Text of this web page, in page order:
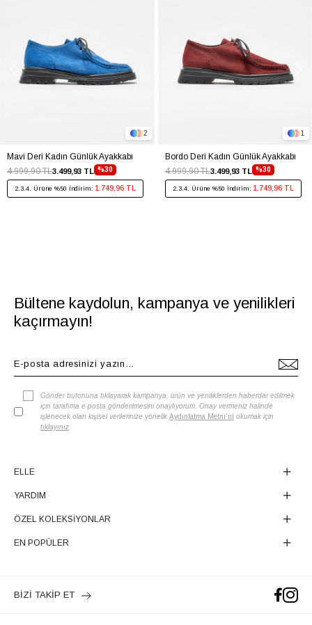
Mavi Deri Kadın Günlük Ayakkabı
%30
3.499,93 TL
4.999,90 TL
2.3.4. Ürüne %50 İndirim: 1.749,96 TL
2
Bordo Deri Kadın Günlük Ayakkabı
%30
3.499,93 TL
4.999,90 TL
2.3.4. Ürüne %50 İndirim: 1.749,96 TL
1
Bültene kaydolun, kampanya ve yenilikleri
kaçırmayın!
Gönder butonuna tıklayarak kampanya, ürün ve yeniliklerden haberdar edilmek
için tarafıma e-posta gönderilmesini onaylıyorum. Onay vermeniz halinde
işlenecek olan kişisel verilerinize yönelik Aydınlatma Metni'ni okumak için
tıklayınız
ELLE
YARDIM
ÖZEL KOLEKSİYONLAR
EN POPÜLER
BİZİ TAKİP ET